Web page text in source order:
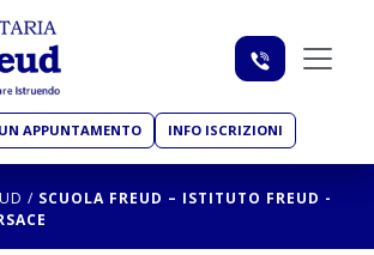
APPUNTAMENTO INFO ISCRIZIONI
/ SCUOLA FREUD – ISTITUTO FREUD -